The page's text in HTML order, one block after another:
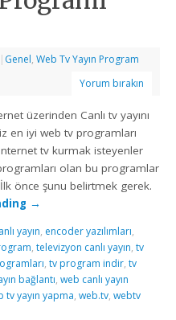
| Genel,Web Tv Yayın Program
Yorum bırakın
üzerinden Canlı tv yayını
en iyi web tv programları
tv kurmak isteyenler
olan bu programlar
İlk önce şunu belirtmek gerek.
→
yayın, encoder yazılımları,
,televizyon canlı yayın,tv
,tv program indir,tv
bağlantı,web canlı yayın
tv yayın yapma,web.tv,webtv